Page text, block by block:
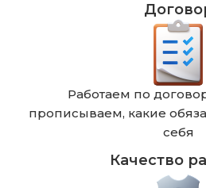
Работаем по
прописываем, какие
себя
Качество